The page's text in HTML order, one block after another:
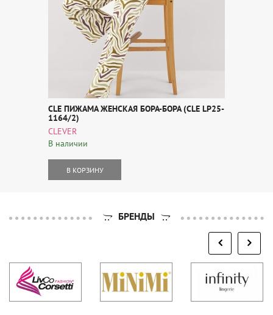
CLE ПИЖАМА ЖЕНСКАЯ БОРА-БОРА (CLE LP25-
1164/2)
CLEVER
В наличии
В КОРЗИНУ
БРЕНДЫ